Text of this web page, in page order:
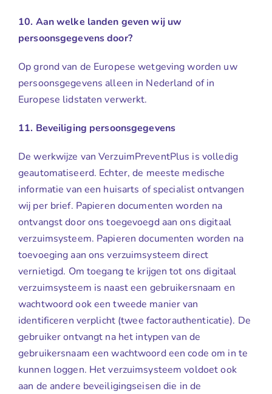
10. Aan welke landen geven wij uw
persoonsgegevens door?
Op grond van de Europese wetgeving worden uw
persoonsgegevens alleen in Nederland of in
Europese lidstaten verwerkt.
11. Beveiliging persoonsgegevens
De werkwijze van VerzuimPreventPlus is volledig
geautomatiseerd. Echter, de meeste medische
informatie van een huisarts of specialist ontvangen
wij per brief. Papieren documenten worden na
ontvangst door ons toegevoegd aan ons digitaal
verzuimsysteem. Papieren documenten worden na
toevoeging aan ons verzuimsysteem direct
vernietigd. Om toegang te krijgen tot ons digitaal
verzuimsysteem is naast een gebruikersnaam en
wachtwoord ook een tweede manier van
identificeren verplicht (twee factorauthenticatie). De
gebruiker ontvangt na het intypen van de
gebruikersnaam een wachtwoord een code om in te
kunnen loggen. Het verzuimsysteem voldoet ook
aan de andere beveiligingseisen die in de